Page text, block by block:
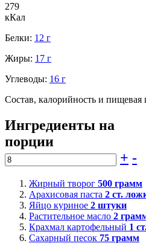
279
кКал
Белки: 12 г
Жиры: 17 г
Углеводы: 16 г
Состав, калорийность и пищевая
Ингредиенты на
порции
+ -
Жирный творог 500 грамм
Арахисовая паста 2 ст.
Яйцо куриное 2 штуки
Растительное масло 2
Крахмал картофельный 1
Сахарный песок 75 грамм